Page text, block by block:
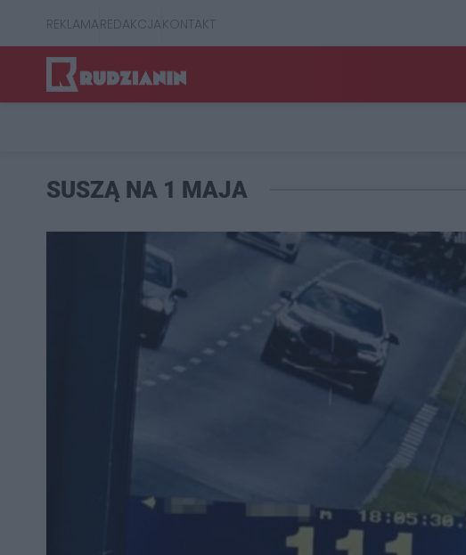
REKLAMAREDAKCJAKONTAKT
SUSZĄ NA 1 MAJA